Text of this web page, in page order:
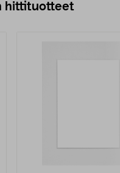
hittituotteet